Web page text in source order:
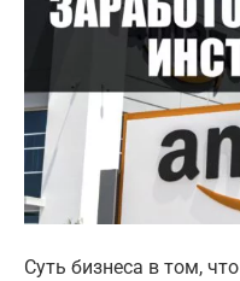
Суть бизнеса в том,